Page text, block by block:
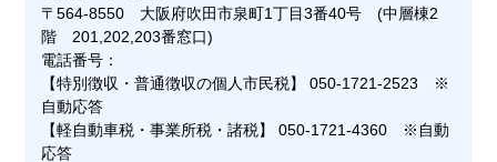
〒564-8550 大阪府吹田市泉町1丁目3番40号 (中層棟2
階 201,202,203番窓口)
電話番号：
【特別徴収・普通徴収の個人市民税】 050-1721-2523 ※
自動応答
【軽自動車税・事業所税・諸税】 050-1721-4360 ※自動
応答